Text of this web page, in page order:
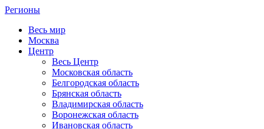
Регионы
Весь мир
Москва
Центр
Весь Центр
Московская область
Белгородская область
Брянская область
Владимирская область
Воронежская область
Ивановская область